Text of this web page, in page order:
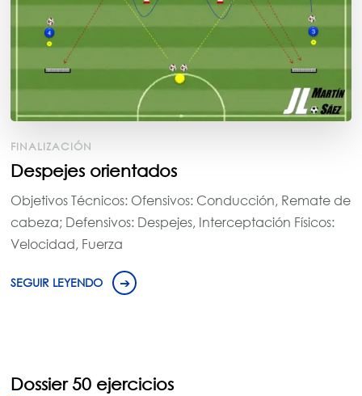
FINALIZACIÓN
Despejes orientados
Objetivos Técnicos: Ofensivos: Conducción, Remate de
cabeza; Defensivos: Despejes, Interceptación Físicos:
Velocidad, Fuerza
SEGUIR LEYENDO
Dossier 50 ejercicios